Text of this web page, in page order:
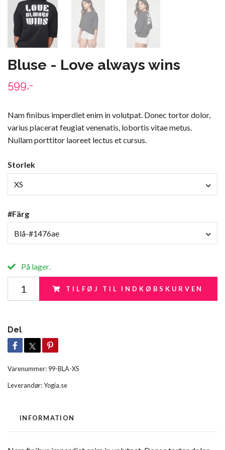
Bluse - Love always wins
599,-
Nam finibus imperdiet enim in volutpat. Donec tortor dolor,
varius placerat feugiat venenatis, lobortis vitae metus.
Nullam porttitor laoreet lectus et cursus.
Storlek
XS
#Färg
Blå-#1476ae
På lager.
TILFØJ TIL INDKØBSKURVEN
Del
Varenummer:99-BLA-XS
Leverandør:Yogia.se
INFORMATION